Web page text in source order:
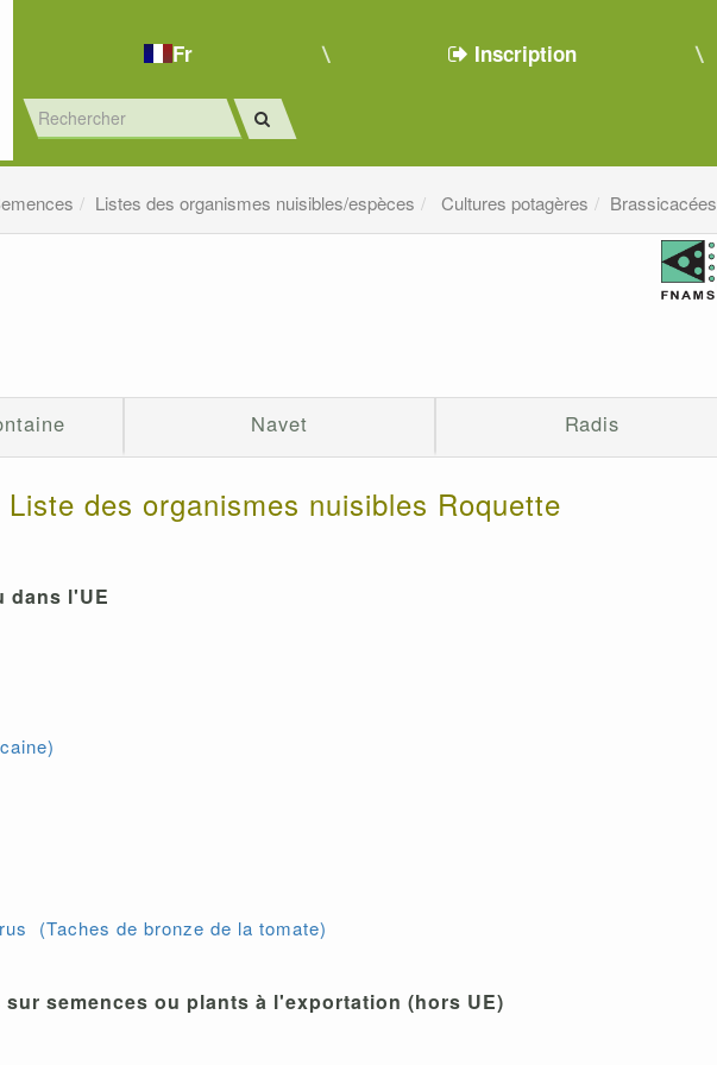
Fr Inscription
Listes des organismes nuisibles/espèces Cultures potagères Brassicacées
Navet Radis
Liste des organismes nuisibles Roquette
dans l'UE
(Taches de bronze de la tomate)
semences ou plants à l'exportation (hors UE)